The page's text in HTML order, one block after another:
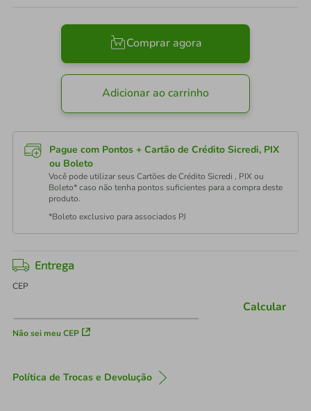
Comprar agora
Adicionar ao carrinho
Pague com Pontos + Cartão de Crédito Sicredi, PIX
ou Boleto
Você pode utilizar seus Cartões de Crédito Sicredi , PIX ou
Boleto* caso não tenha pontos suficientes para a compra deste
produto.
*Boleto exclusivo para associados PJ
Entrega
CEP
Não sei meu CEP
Calcular
Política de Trocas e Devolução